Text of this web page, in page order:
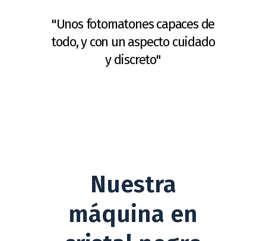
"Unos fotomatones capaces de
todo, y con un aspecto cuidado
y discreto"
Nuestra
máquina en